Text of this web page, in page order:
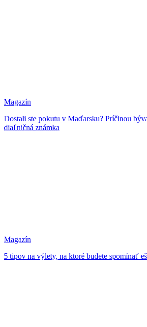
Magazín
Dostali ste pokutu v Maďarsku? Príčinou
diaľničná známka
Magazín
5 tipov na výlety, na ktoré budete spomínať